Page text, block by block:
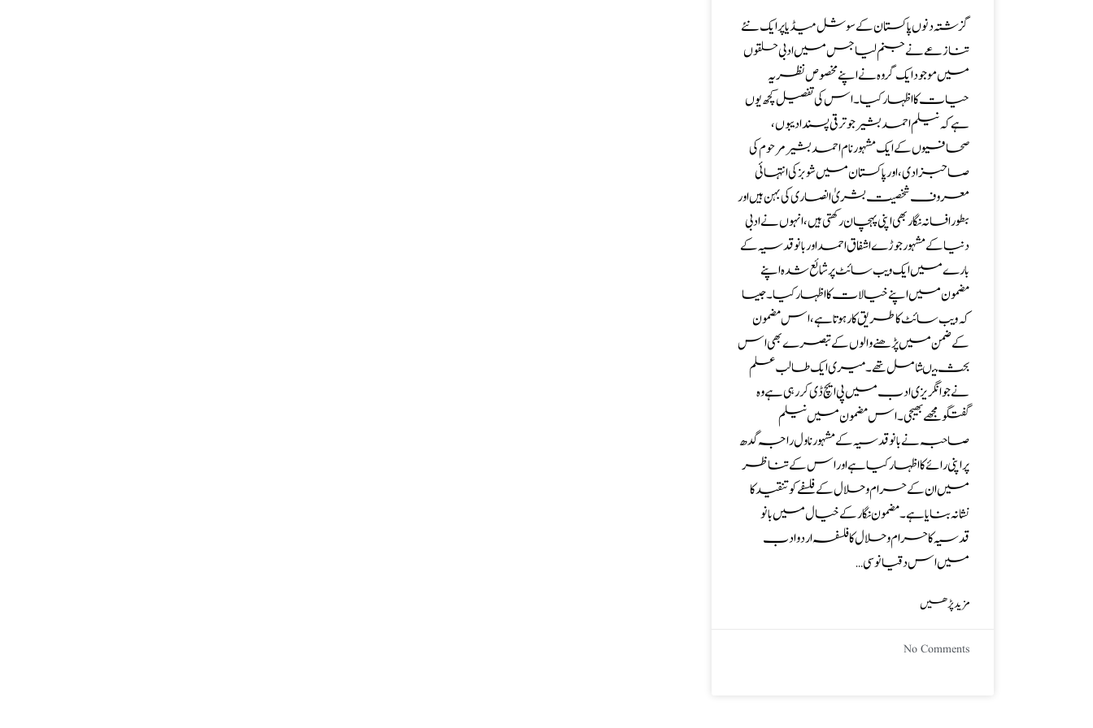
گزشتہ دنوں پاکستان کے سوشل میڈیا پر ایک نئے
تنازعے نے جنم لیا جس میں ادبی حلقوں
میں موجود ایک گروہ نے اپنے مخصوص نظریہ
حیات کا اظہار کیا ۔ اس کی تفصیل کچھ یوں
ہے کہ نیلم احمد بشیر جو ترقی پسند ادیبوں ،
صحافیوں کے ایک مشہور نام احمد بشیر مرحوم کی
صاحبزادی ،اور پاکستان میں شوبز کی انتہائی
معروف شخصیت بشریٰ انصاری کی بہن ہیں اور
بطور افسانہ نگار بھی اپنی پہچان رکھتی ہیں، انہوں نے ادبی
دنیا کے مشہور جوڑے اشفاق احمد اور بانو قدسیہ کے
بارے میں ایک ویب سائٹ پر شائع شدہ اپنے
مضمون میں اپنے خیالات کااظہار کیا۔جیسا
کہ ویب سائٹ کا طریق کار ہوتا ہے، اس مضمون
کے ضمن میں پڑھنے والوں کے تبصرے بھی اس
بحث میںشامل تھے۔ میری ایک طالب علم
نے جو انگریزی ادب میں پی ایچ ڈی کر رہی ہے وہ
گفتگو مجھے بھیجی۔ اس مضمون میں نیلم
صاحبہ نے بانو قدسیہ کے مشہور ناول راجہ گدھ
پر اپنی رائے کا اظہار کیاہے اور اس کے تناظر
میں ان کے حرام و حلال کے فلسفے کو تنقید کا
نشانہ بنایا ہے۔ مضمون نگارکے خیال میں بانو
قدسیہ کا حرام و حلال کا فلسفہ اردو ادب
میں اس دقیانوسی…
مزید پڑھیں
No Comments